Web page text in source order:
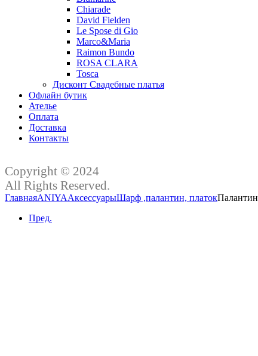
Chiarade
David Fielden
Le Spose di Gio
Marco&Maria
Raimon Bundo
ROSA CLARA
Tosca
Дисконт Свадебные платья
Офлайн бутик
Ателье
Оплата
Доставка
Контакты
Copyright © 2024
All Rights Reserved.
ГлавнаяANIYAАксессуарыШарф ,палантин, платокПалантин
Пред.